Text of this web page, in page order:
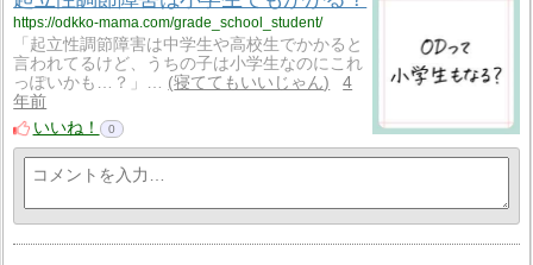
https://odkko-mama.com/grade_school_student/
「起立性調節障害は中学生や高校生でかかると
言われてるけど、うちの子は小学生なのにこれ
っぽいかも…？」…
寝ててもいいじゃん
4
年前
いいね！
0